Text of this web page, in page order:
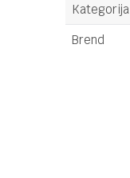
Kategorija
Brend